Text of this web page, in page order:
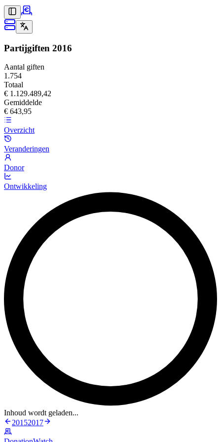
Partijgiften 2016
Aantal giften
1.754
Totaal
€ 1.129.489,42
Gemiddelde
€ 643,95
Overzicht
Veranderingen
Donor
Ontwikkeling
Inhoud wordt geladen...
20152017